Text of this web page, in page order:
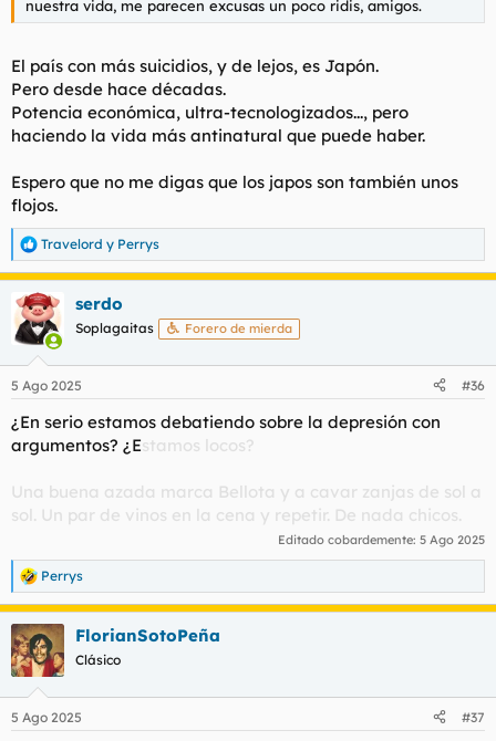
nuestra vida, me parecen excusas un poco ridis, amigos.
El país con más suicidios, y de lejos, es Japón.
Pero desde hace décadas.
Potencia económica, ultra-tecnologizados..., pero
haciendo la vida más antinatural que puede haber.
Espero que no me digas que los japos son también unos
flojos.
R
e
a
c
c
i
e
:
Travelord y Perrys
serdo
Soplagaitas Forero de mierda
5 Ago 2025 #36
¿En serio estamos debatiendo sobre la depresión con
argumentos? ¿Estamos locos?
Una buena azada marca Bellota y a cavar zanjas de sol a
sol. Un par de vinos en la cena y repetir. De nada chicos.
Editado cobardemente: 5 Ago 2025
R
e
a
c
c
i
e
Perrys
FlorianSotoPeña
Clásico
5 Ago 2025 #37